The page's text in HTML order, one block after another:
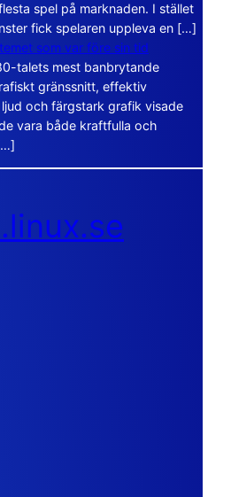
spel på marknaden. I stället
fick spelaren uppleva en […]
som var före sin tid
talets mest banbrytande
gränssnitt, effektiv
och färgstark grafik visade
vara både kraftfulla och